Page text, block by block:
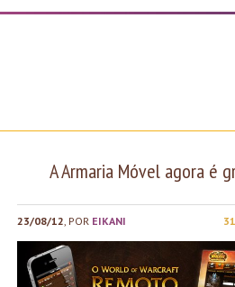
A Armaria Móvel agora é
23/08/12, POR EIKANI